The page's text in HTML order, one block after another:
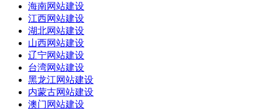
海南网站建设
江西网站建设
湖北网站建设
山西网站建设
辽宁网站建设
台湾网站建设
黑龙江网站建设
内蒙古网站建设
澳门网站建设